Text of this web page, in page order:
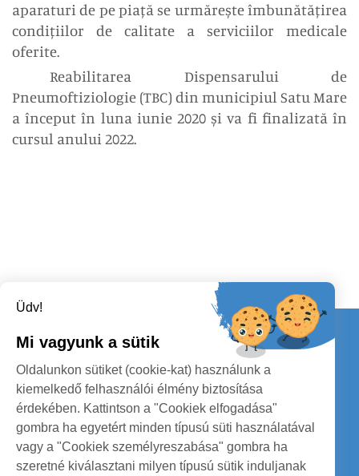
aparaturi de pe piață se urmărește îmbunătățirea
condițiilor de calitate a serviciilor medicale
oferite.
Reabilitarea Dispensarului de
Pneumoftiziologie (TBC) din municipiul Satu Mare
a început în luna iunie 2020 și va fi finalizată în
cursul anului 2022.
Kapcsolat
KÖVESSENEK
Üdv!
Mi vagyunk a sütik
Oldalunkon sütiket (cookie-kat) használunk a
kiemelkedő felhasználói élmény biztosítása
érdekében. Kattintson a "Cookiek elfogadása"
gombra ha egyetért minden típusú süti használatával
vagy a "Cookiek személyreszabása" gombra ha
szeretné kiválasztani milyen típusú sütik induljanak